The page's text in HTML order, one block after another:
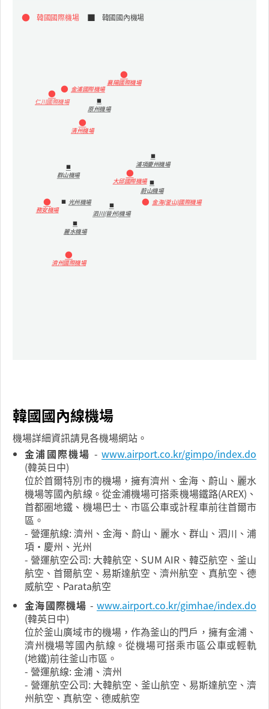
仁川國際機場
金浦國際機場
襄陽國際機場
原州機場
清州機場
群山機場
務安機場
光州機場
麗水機場
泗川(晉州)機場
大邱國際機場
浦項慶州機場
蔚山機場
金海(釜山)國際機場
濟州國際機場
韓國國際機場 韓國國內機場
韓國國內線機場
機場詳細資訊請見各機場網站。
金浦國際機場 - www.airport.co.kr/gimpo/index.do
(韓英日中)
位於首爾特別市的機場，擁有濟州、金海、蔚山、麗水
機場等國內航線。從金浦機場可搭乘機場鐵路(AREX)、
首都圈地鐵、機場巴士、市區公車或計程車前往首爾市
區。
- 營運航線: 濟州、金海、蔚山、麗水、群山、泗川、浦
項·慶州、光州
- 營運航空公司: 大韓航空、SUM AIR、韓亞航空、釜山
航空、首爾航空、易斯達航空、濟州航空、真航空、德
威航空、Parata航空
金海國際機場 - www.airport.co.kr/gimhae/index.do
(韓英日中)
位於釜山廣域市的機場，作為釜山的門戶，擁有金浦、
濟州機場等國內航線。從機場可搭乘市區公車或輕軌
(地鐵)前往釜山市區。
- 營運航線: 金浦、濟州
- 營運航空公司: 大韓航空、釜山航空、易斯達航空、濟
州航空、真航空、德威航空